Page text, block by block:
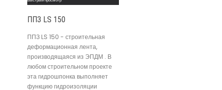
ППЗ LS 150
ППЗ LS 150 - строительная
деформационная лента,
производящаяся из ЭПДМ . В
любом строительном проекте
эта гидрошпонка выполняет
функцию гидроизоляции